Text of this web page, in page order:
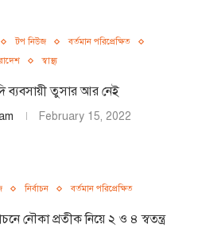
টপ নিউজ
বর্তমান পরিপ্রেক্ষিত
স্বাস্থ্য
ব্যবসায়ী তুসার আর নেই
February 15, 2022
নির্বাচন বর্তমান পরিপ্রেক্ষিত
নৌকা প্রতীক নিয়ে ২ ও ৪ স্বতন্ত্র